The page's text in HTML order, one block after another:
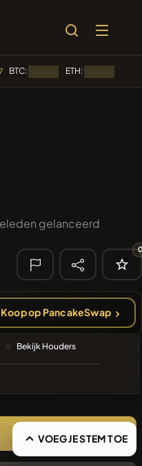
BTC: ETH:
Algorithmic Trading
#1
Unitcoin UNITCOIN
#192
recente
gelanceerd
Koop op PancakeSwap
Bekijk Houders
VOEG JE STEM TOE